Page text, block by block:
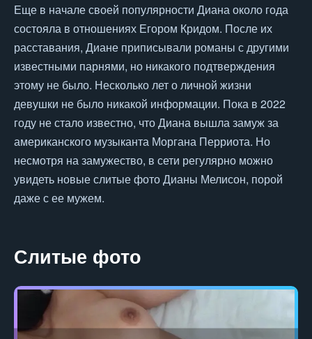
Еще в начале своей популярности Диана около года
состояла в отношениях Егором Кридом. После их
расставания, Диане приписывали романы с другими
известными парнями, но никакого подтверждения
этому не было. Несколько лет о личной жизни
девушки не было никакой информации. Пока в 2022
году не стало известно, что Диана вышла замуж за
американского музыканта Моргана Перриота. Но
несмотря на замужество, в сети регулярно можно
увидеть новые слитые фото Дианы Мелисон, порой
даже с ее мужем.
Слитые фото